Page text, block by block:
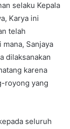
selaku Kepala
Karya ini
telah
Sanjaya
dilaksanakan
karena
royong yang
seluruh